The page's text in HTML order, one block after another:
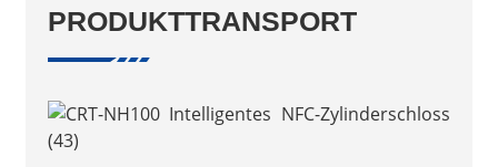
PRODUKTTRANSPORT